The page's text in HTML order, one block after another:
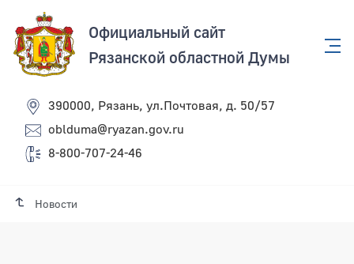
Официальный сайт
Рязанской областной Думы
390000, Рязань, ул.Почтовая, д. 50/57
oblduma@ryazan.gov.ru
8-800-707-24-46
Новости